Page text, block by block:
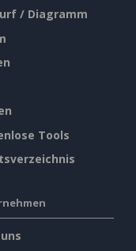
/ Diagramm
Tools